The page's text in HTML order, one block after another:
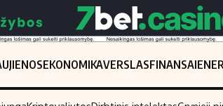
EKONOMIKAVERSLASFINANSAI